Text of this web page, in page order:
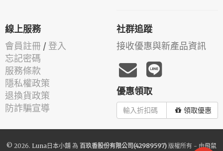
線上服務
會員註冊 / 登入
忘記密碼
服務條款
隱私權政策
退換貨政策
防詐騙宣導
社群追蹤
接收優惠與新產品資訊
優惠領取
領取優惠
© 2026. Luna日本小舖 為 百玖香股份有限公司(42989597) 版權所有 - 由飛鼠